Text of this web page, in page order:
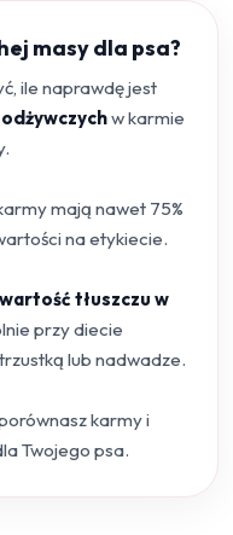
masy dla psa?
ile naprawdę jest
w karmie
mają nawet 75%
na etykiecie.
tłuszczu w
przy diecie
lub nadwadze.
karmy i
Twojego psa.